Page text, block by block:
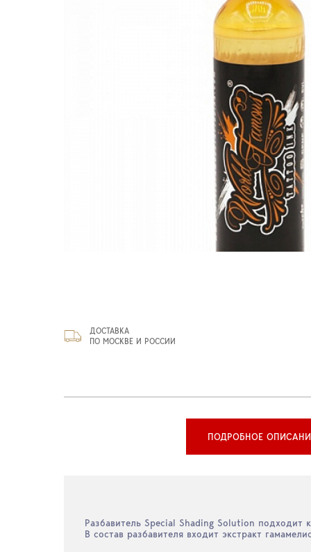
ДОСТАВКА
ПО МОСКВЕ И РОССИИ
ПОДРОБНОЕ
Разбавитель Special Shading Solution подходит
В состав разбавителя входит экстракт